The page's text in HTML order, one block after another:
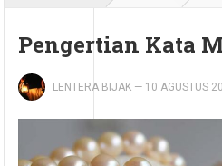
Pengertian Kata
LENTERA BIJAK — 10 AGUSTUS